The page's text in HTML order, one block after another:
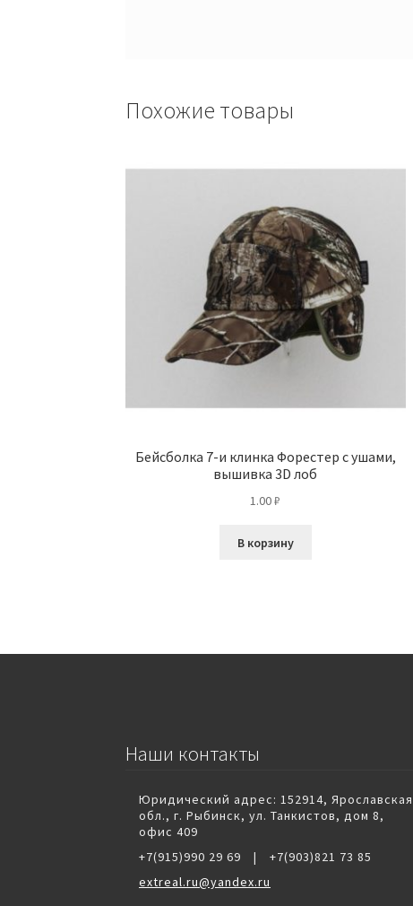
Похожие товары
Бейсболка 7-и клинка Форестер с ушами,
вышивка 3D лоб
1.00₽
В корзину
Наши контакты
Юридический адрес: 152914, Ярославская
обл., г. Рыбинск, ул. Танкистов, дом 8,
офис 409
+7(915)990 29 69
|
+7(903)821 73 85
extreal.ru@yandex.ru